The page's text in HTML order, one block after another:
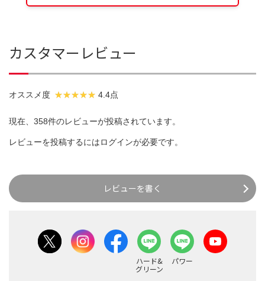
カスタマーレビュー
オススメ度 4.4点
現在、358件のレビューが投稿されています。
レビューを投稿するにはログインが必要です。
レビューを書く
ハード&
グリーン
パワー